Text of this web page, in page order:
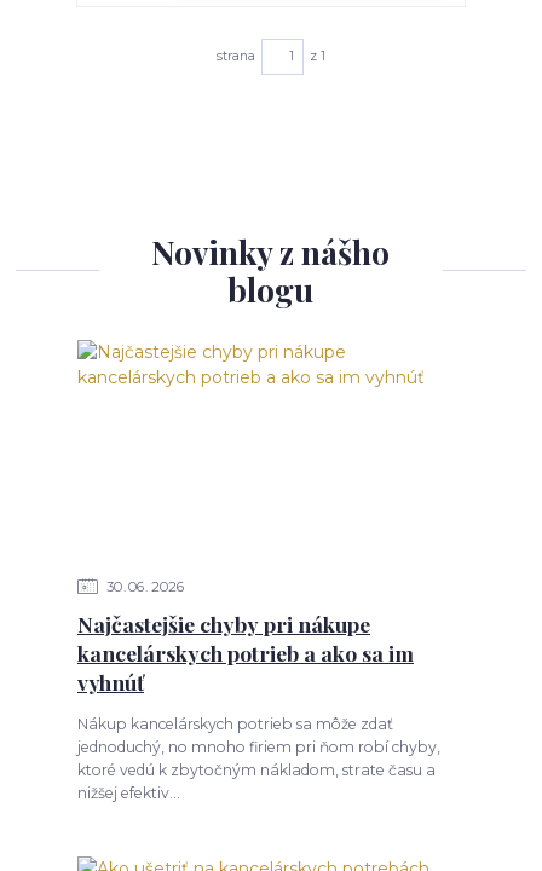
strana z 1
Novinky z nášho
blogu
30 06 2026
Najčastejšie chyby pri nákupe
kancelárskych potrieb a ako sa im
vyhnúť
Nákup kancelárskych potrieb sa môže zdať
jednoduchý, no mnoho firiem pri ňom robí chyby,
ktoré vedú k zbytočným nákladom, strate času a
nižšej efektiv...